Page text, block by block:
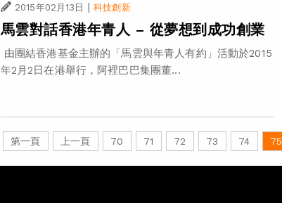
2015年02月13日 | 科技創新
馬雲對話香港年青人 – 從夢想到成功創業
由團結香港基金主辦的「馬雲與年青人有約」活動於2015
年2月2日在港舉行，阿裡巴巴集團董...
第一頁 上一頁 70 71 72 73 74 75